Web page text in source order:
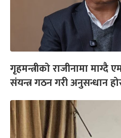
गृहमन्त्रीको राजीनामा माग्दै
संयन्त्र गठन गरी अनुसन्धान